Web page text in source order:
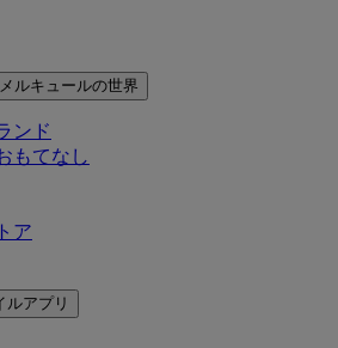
メルキュールの世界
ンド
もてなし
ア
ルアプリ